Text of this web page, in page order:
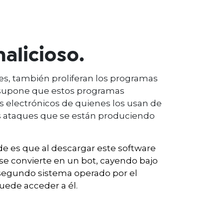
también proliferan los programas
que estos programas
electrónicos de quienes los usan de
que se están produciendo
es que al descargar este software
convierte en un bot, cayendo bajo
sistema operado por el
acceder a él.